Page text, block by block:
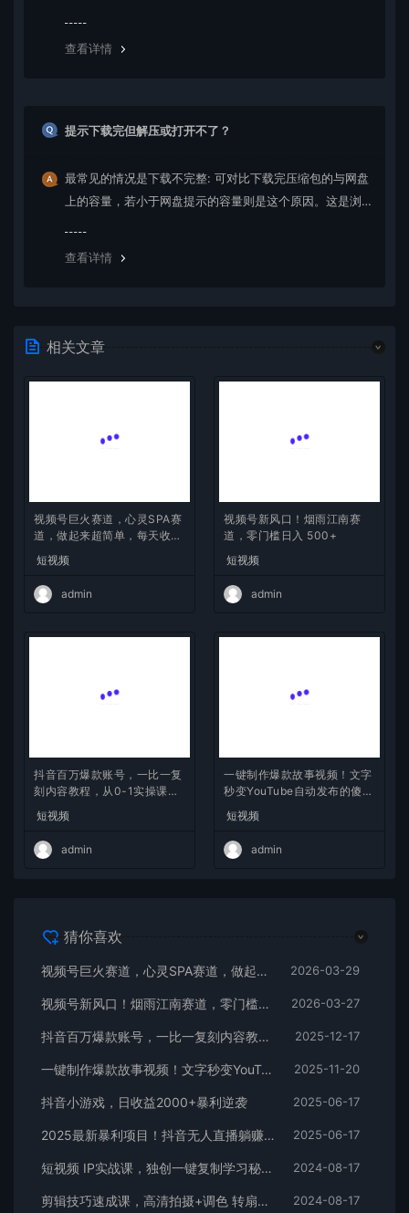
查看详情
提示下载完但解压或打开不了？
最常见的情况是下载不完整: 可对比下载完压缩包的与网盘
上的容量，若小于网盘提示的容量则是这个原因。这是浏
查看详情
相关文章
视频号巨火赛道，心灵SPA赛
道，做起来超简单，每天收益
800+
短视频
admin
视频号新风口！烟雨江南赛
道，零门槛日入 500+
短视频
admin
抖音百万爆款账号，一比一复
刻内容教程，从0-1实操课，
小白也能学会，复制爆款，月
入10w+
短视频
admin
一键制作爆款故事视频！文字
秒变YouTube自动发布的傻瓜
式教程
短视频
admin
猜你喜欢
视频号巨火赛道，心灵SPA赛道，做起来超简单，每天收益800+ 2026-03-29
视频号新风口！烟雨江南赛道，零门槛日入 500+ 2026-03-27
抖音百万爆款账号，一比一复刻内容教程，从0-1实操课，小白也能学会，复制爆款，月入10w+ 2025-12-17
一键制作爆款故事视频！文字秒变YouTube自动发布的傻瓜式教程 2025-11-20
抖音小游戏，日收益2000+暴利逆袭 2025-06-17
2025最新暴利项目！抖音无人直播躺赚攻略！抖音无人直播3.0玩法！0门槛… 2025-06-17
短视频 IP实战课，独创一键复制学习秘籍，转战新领域，月赚五万轻松行 2024-08-17
剪辑技巧速成课，高清拍摄+调色 转扇子，建筑-抠图精通，新手秒变剪辑专家 2024-08-17